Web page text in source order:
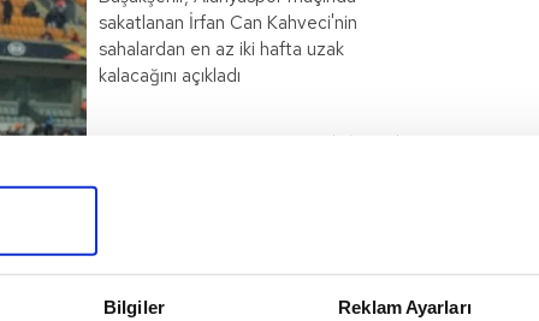
Bilgiler Reklam Ayarları
sakatlanan İrfan Can Kahveci'nin
sahalardan en az iki hafta uzak
kalacağını açıkladı
haberin devamı